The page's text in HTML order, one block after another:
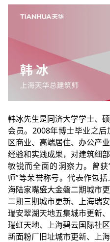
韩冰先生是同济大学学士、
会员。2008年博士毕业之
区商业、高端居住、办公产
经验和实践成果，对建筑细
敏锐而全面的洞察力。曾
师”等荣誉称号。代表作包
海陆家嘴盛大金磐二期城市
二期三期城市更新、上海瑞
瑞安翠湖天地五集城市更新
瑞虹天地、上海碧云国际社
新面粉厂旧址城市更新、上